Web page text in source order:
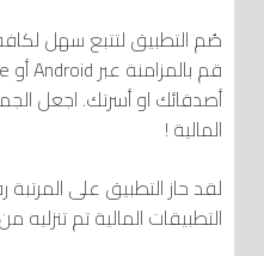
صُم التطبيق لتتبع سهل لكافة
أصدقائك او أسرتك. اجعل
المالية !
التطبيقات المالية تم تنزليه من أكثر من